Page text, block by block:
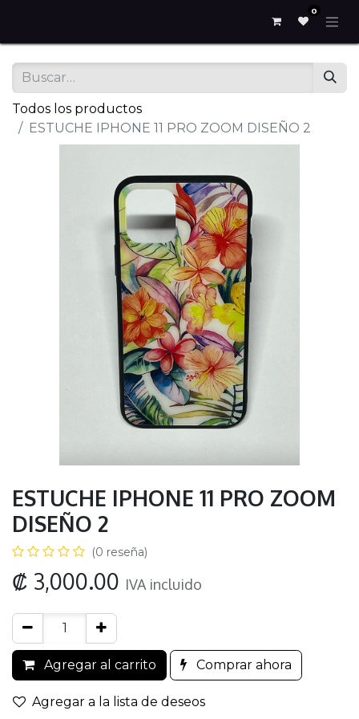
0
Todos los productos
ESTUCHE IPHONE 11 PRO ZOOM DISEÑO 2
ESTUCHE IPHONE 11 PRO ZOOM
DISEÑO 2
(0 reseña)
₡ 3,000.00 IVA incluido
Agregar al carrito Comprar ahora
Agregar a la lista de deseos